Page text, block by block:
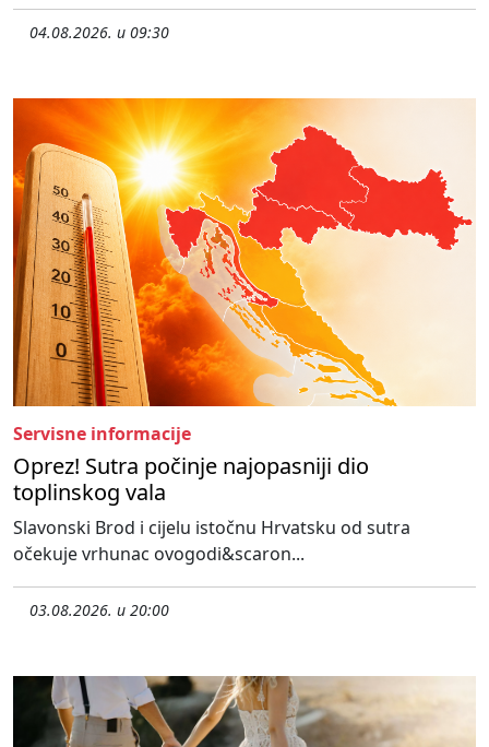
04.08.2026. u 09:30
Servisne informacije
Oprez! Sutra počinje najopasniji dio
toplinskog vala
Slavonski Brod i cijelu istočnu Hrvatsku od sutra
očekuje vrhunac ovogodi&scaron...
03.08.2026. u 20:00